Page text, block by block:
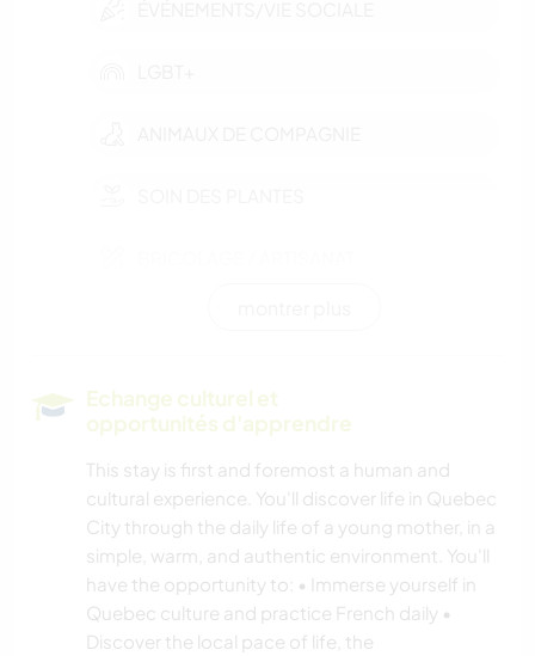
MONTAGNE
CAMPING
Echange culturel et
opportunités d'apprendre
This stay is first and foremost a human and
cultural experience. You'll discover life in Quebec
City through the daily life of a young mother, in a
simple, warm, and authentic environment. You'll
have the opportunity to: • Immerse yourself in
Quebec culture and practice French daily •
Discover the local pace of life, the